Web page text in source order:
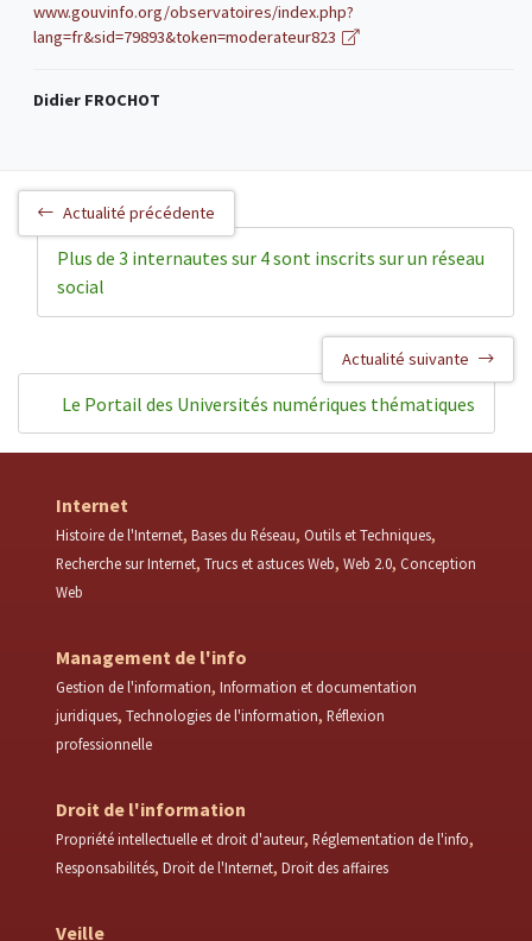
www.gouvinfo.org/observatoires/index.php?
lang=fr&sid=79893&token=moderateur823
Didier FROCHOT
Actualité précédente
Plus de 3 internautes sur 4 sont inscrits sur un réseau
social
Actualité suivante
Le Portail des Universités numériques thématiques
Internet
Histoire de l'Internet Bases du Réseau Outils et Techniques
Recherche sur Internet Trucs et astuces Web Web 2.0 Conception
Web
Management de l'info
Gestion de l'information Information et documentation
juridiques Technologies de l'information Réflexion
professionnelle
Droit de l'information
Propriété intellectuelle et droit d'auteur Réglementation de l'info
Responsabilités Droit de l'Internet Droit des affaires
Veille